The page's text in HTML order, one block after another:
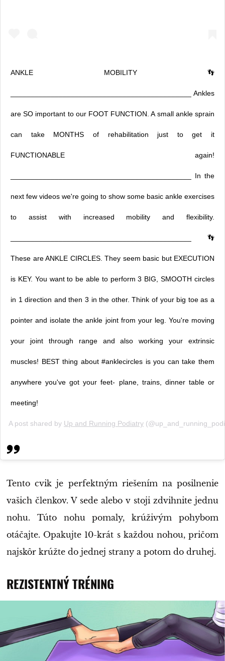
ANKLE MOBILITY 👣
_____________________________________________ Ankles
are SO important to our FOOT FUNCTION. A small ankle sprain
can take MONTHS of rehabilitation just to get it
FUNCTIONABLE again!
_____________________________________________ In the
next few videos we're going to show some basic ankle exercises
to assist with increased mobility and flexibility.
_____________________________________________ 👣
These are ANKLE CIRCLES. They seem basic but EXECUTION
is KEY. You want to be able to perform 3 BIG, SMOOTH circles
in 1 direction and then 3 in the other. Think of your big toe as a
pointer and isolate the ankle joint from your leg. You're moving
your joint through range and also working your extrinsic
muscles! BEST thing about #anklecircles is you can take them
anywhere you've got your feet- plane, trains, dinner table or
meeting!
A post shared by Up and Running Podiatry
Tento cvik je perfektným riešením na posilnenie
vašich členkov. V sede alebo v stoji zdvihnite jednu
nohu. Túto nohu pomaly, krúživým pohybom
otáčajte. Opakujte 10-krát s každou nohou, pričom
najskôr krúžte do jednej strany a potom do druhej.
REZISTENTNÝ TRÉNING